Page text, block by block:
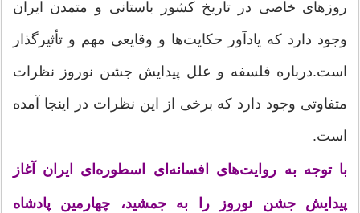
روزهای خاصی در تاریخ کشور باستانی و متمدن ایران
وجود دارد که یادآور حکایت‌ها و وقایعی مهم و تأثیرگذار
است.درباره فلسفه و علل پیدایش جشن نوروز نظرات
متفاوتی وجود دارد که برخی از این نظرات در اینجا آمده
است.
با توجه به روایت‌های افسانه‌ای اسطوره‌ای ایران آغاز
پیدایش جشن نوروز را به جمشید، چهارمین پادشاه